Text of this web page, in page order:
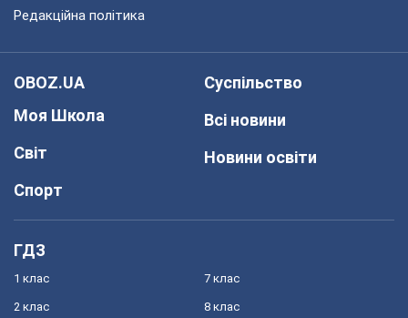
Редакційна політика
OBOZ.UA
Моя Школа
Світ
Спорт
Суспільство
Всі новини
Новини освіти
ГДЗ
1 клас
2 клас
7 клас
8 клас